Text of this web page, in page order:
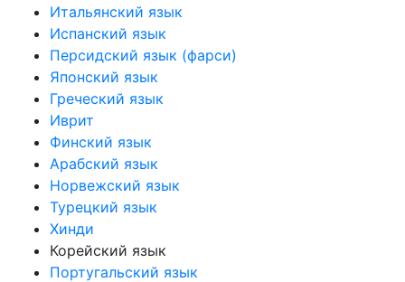
Итальянский язык
Испанский язык
Персидский язык (фарси)
Японский язык
Греческий язык
Иврит
Финский язык
Арабский язык
Норвежский язык
Турецкий язык
Хинди
Корейский язык
Португальский язык